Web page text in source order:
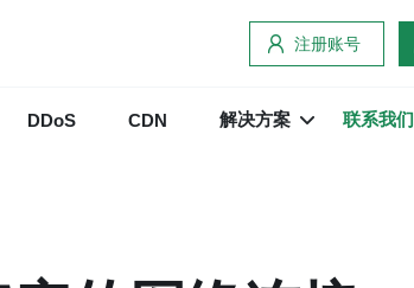
注册账号
DDoS CDN 解决方案 联系我们